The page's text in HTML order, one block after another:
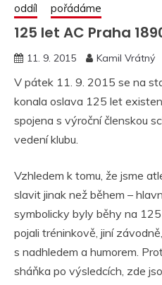
oddíl pořádáme
125 let AC Praha
11. 9. 2015 Kamil Vrátný
V pátek 11. 9. 2015 se na
konala oslava 125 let
spojena s výroční členskou
vedení klubu.
Vzhledem k tomu, že jsme
slavit jinak než během –
symbolicky byly běhy na
pojali tréninkově, jiní
s nadhledem a humorem.
sháňka po výsledcích, zde